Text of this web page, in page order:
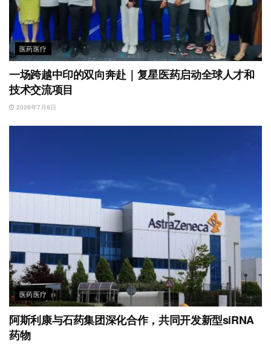
医药医疗
一场跨越中印的双向奔赴｜复星医药启动全球人才和
技术交流项目
2026年7月8日
医药医疗
阿斯利康与石药集团深化合作，共同开发新型siRNA
药物